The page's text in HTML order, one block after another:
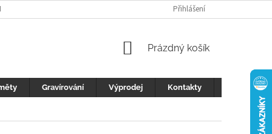
REKLAMACE
Přihlášení
NÁKUPNÍ
Prázdný košík
Gravírování Výprodej Kontakty